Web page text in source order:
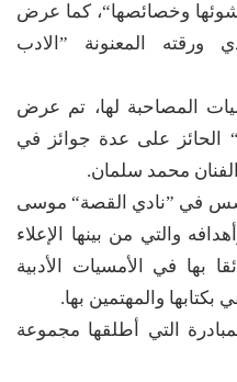
وخصائصها“، كما عرض
ورقته المعنونة ”الادب
المصاحبة لها، تم عرض
على عدة جوائز في
محمد سلمان.
في ”نادي القصة“ موسى
والتي من بينها الإعلاء
بها في الأمسيات الأدبية
والمهتمين بها.
التي أطلقها مجموعة